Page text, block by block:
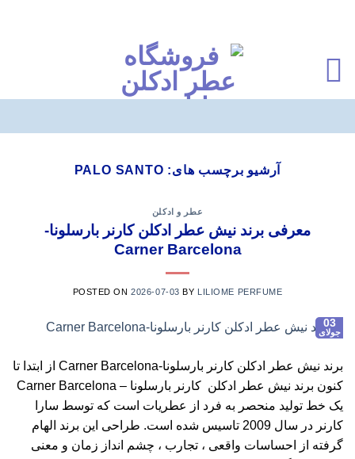
آرشیو برچسب های: PALO SANTO
عطر و ادکلن
معرفی برند نیش عطر ادکلن کارنر بارسلونا-
Carner Barcelona
POSTED ON2026-07-03 BY LILIOME PERFUME
03
جولای
برند نیش عطر ادکلن کارنر بارسلونا-Carner Barcelona از ابتدا تا
کنون برند نیش عطر ادکلن کارنر بارسلونا – Carner Barcelona
یک خط تولید منحصر به فرد از عطریات است که توسط سارا
کارنر در سال 2009 تاسیس شده است. طراحی این برند الهام
گرفته از احساسات واقعی ، تجارب ، چشم انداز زمان و معنی